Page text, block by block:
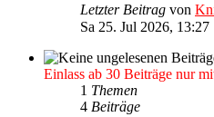
Letzter Beitrag von
Sa 25. Jul 2026, 13:27
Einlass ab 30 Beiträge nur
1 Themen
4 Beiträge